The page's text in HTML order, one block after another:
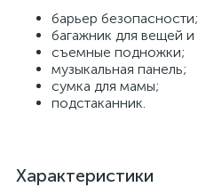
барьер безопасности;
багажник для вещей и
съемные подножки;
музыкальная панель;
сумка для мамы;
подстаканник.
Характеристики